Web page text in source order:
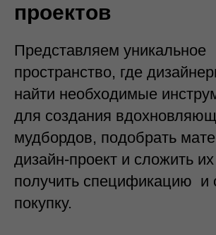
проектов
Представляем уникальное
пространство, где
найти необходимые
для создания
мудбордов, подобрать
дизайн-проект и сложить
получить спецификацию и
покупку.